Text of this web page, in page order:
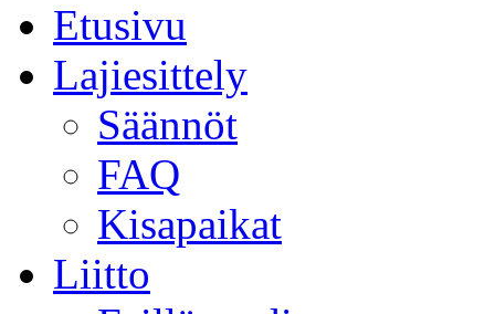
Etusivu
Lajiesittely
Säännöt
FAQ
Kisapaikat
Liitto